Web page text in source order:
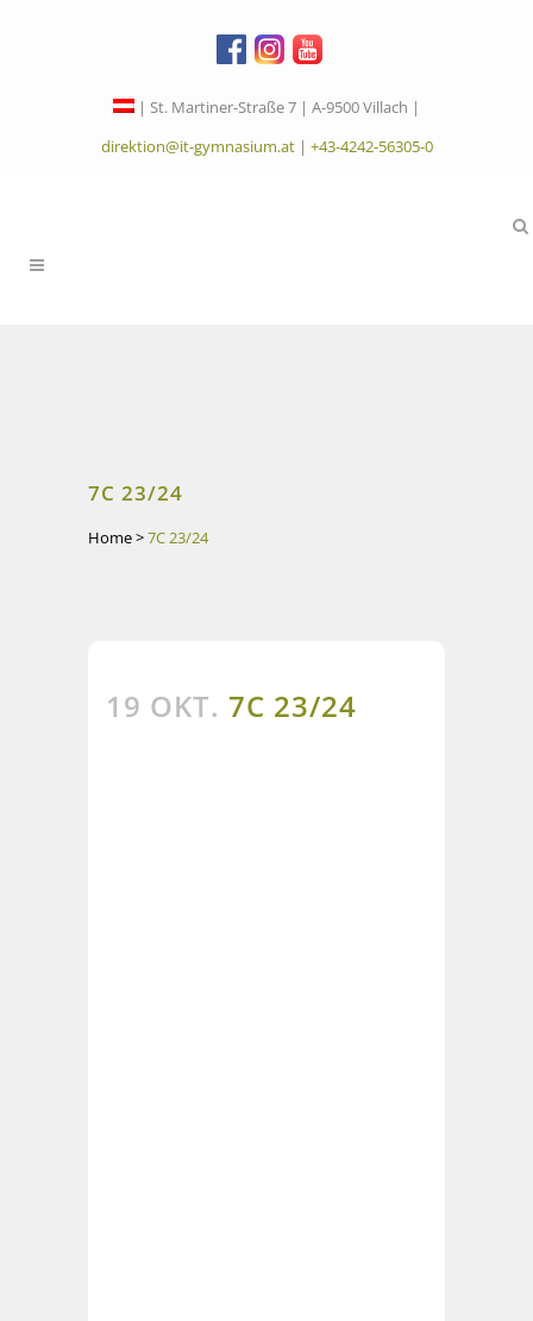
| St. Martiner-Straße 7 | A-9500 Villach |
direktion@it-gymnasium.at| +43-4242-56305-0
7C 23/24
Home>7C 23/24
19 OKT. 7C 23/24